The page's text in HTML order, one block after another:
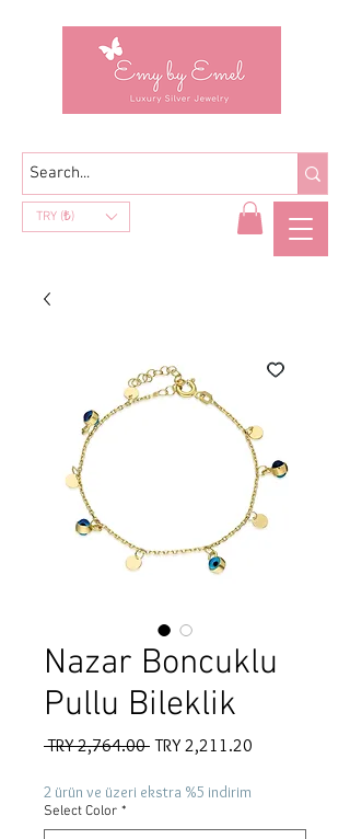
TRY (₺)
Nazar Boncuklu
Pullu Bileklik
TRY 2,764.00 Regular
TRY 2,211.20
2 ürün ve üzeri ekstra %5 indirim
Select Color *